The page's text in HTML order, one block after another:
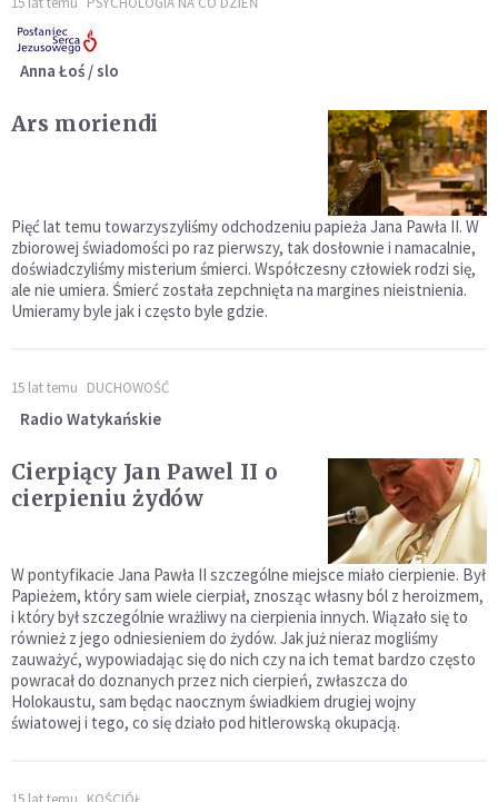
Anna Łoś / slo
Ars moriendi
Pięć lat temu towarzyszyliśmy odchodzeniu papieża Jana Pawła II. W
zbiorowej świadomości po raz pierwszy, tak dosłownie i namacalnie,
doświadczyliśmy misterium śmierci. Współczesny człowiek rodzi się,
ale nie umiera. Śmierć została zepchnięta na margines nieistnienia.
Umieramy byle jak i często byle gdzie.
15 lat temu DUCHOWOŚĆ
Radio Watykańskie
Cierpiący Jan Pawel II o
cierpieniu żydów
W pontyfikacie Jana Pawła II szczególne miejsce miało cierpienie. Był
Papieżem, który sam wiele cierpiał, znosząc własny ból z heroizmem,
i który był szczególnie wrażliwy na cierpienia innych. Wiązało się to
również z jego odniesieniem do żydów. Jak już nieraz mogliśmy
zauważyć, wypowiadając się do nich czy na ich temat bardzo często
powracał do doznanych przez nich cierpień, zwłaszcza do
Holokaustu, sam będąc naocznym świadkiem drugiej wojny
światowej i tego, co się działo pod hitlerowską okupacją.